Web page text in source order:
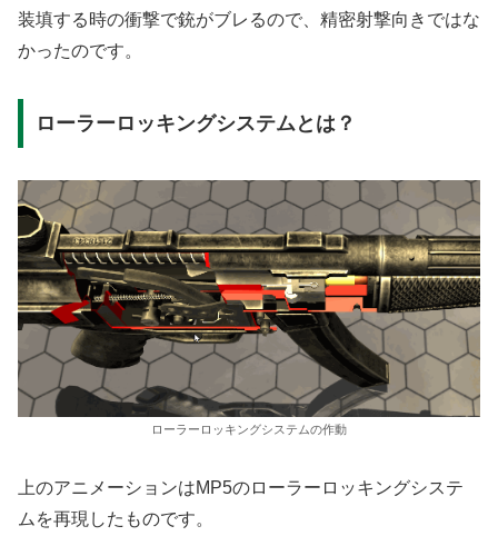
装填する時の衝撃で銃がブレるので、精密射撃向きではな
かったのです。
ローラーロッキングシステムとは？
ローラーロッキングシステムの作動
上のアニメーションはMP5のローラーロッキングシステ
ムを再現したものです。